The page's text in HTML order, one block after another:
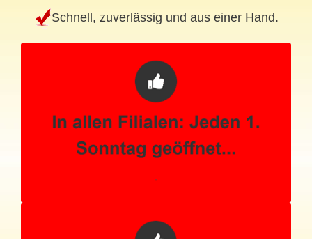
Schnell, zuverlässig und aus einer Hand.